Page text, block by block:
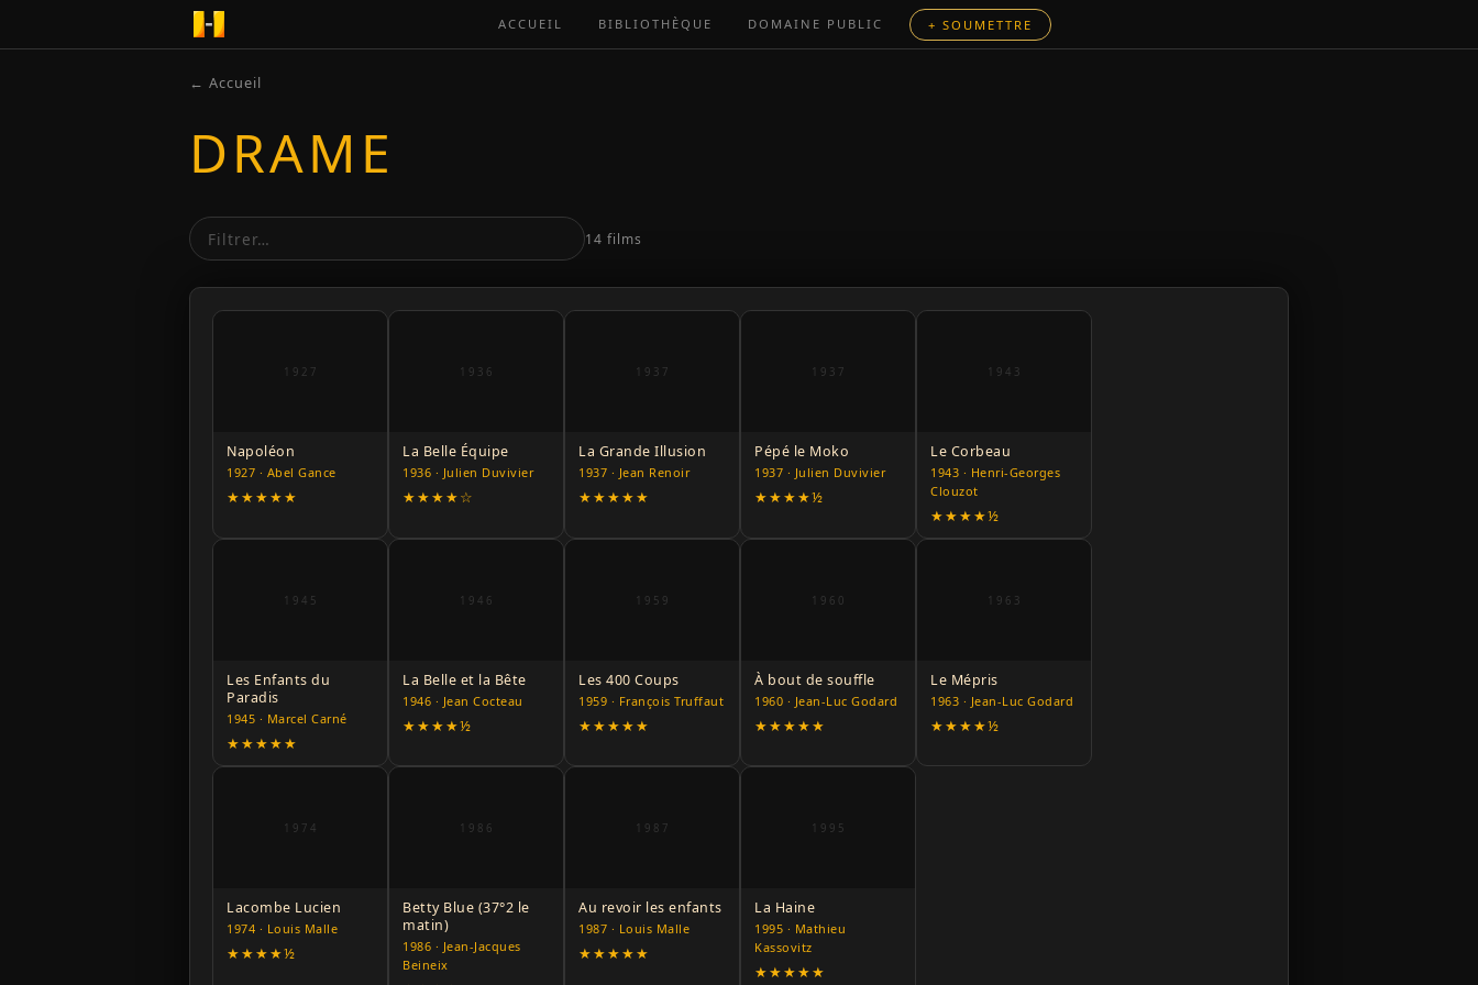
ACCUEIL BIBLIOTHÈQUE DOMAINE PUBLIC + SOUMETTRE
← Accueil
DRAME
14 films
1927
Napoléon
1927 · Abel Gance
★★★★★
1936
La Belle Équipe
1936 · Julien Duvivier
★★★★☆
1937
La Grande Illusion
1937 · Jean Renoir
★★★★★
1937
Pépé le Moko
1937 · Julien Duvivier
★★★★½
1943
Le Corbeau
1943 · Henri-Georges
Clouzot
★★★★½
1945
Les Enfants du
Paradis
1945 · Marcel Carné
★★★★★
1946
La Belle et la Bête
1946 · Jean Cocteau
★★★★½
1959
Les 400 Coups
1959 · François Truffaut
★★★★★
1960
À bout de souffle
1960 · Jean-Luc Godard
★★★★★
1963
Le Mépris
1963 · Jean-Luc Godard
★★★★½
1974
Lacombe Lucien
1974 · Louis Malle
★★★★½
1986
Betty Blue (37°2 le
matin)
1986 · Jean-Jacques
Beineix
1987
Au revoir les enfants
1987 · Louis Malle
★★★★★
1995
La Haine
1995 · Mathieu
Kassovitz
★★★★★